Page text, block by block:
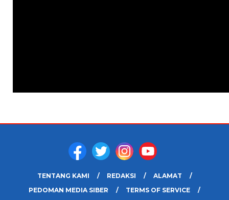
TENTANG KAMI REDAKSI
ALAMAT
PEDOMAN MEDIA SIBER
TERMS OF SERVICE